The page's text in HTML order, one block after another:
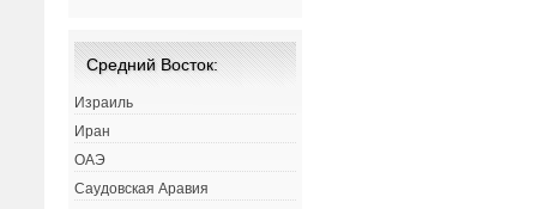
Средний Восток:
Израиль
Иран
ОАЭ
Саудовская Аравия